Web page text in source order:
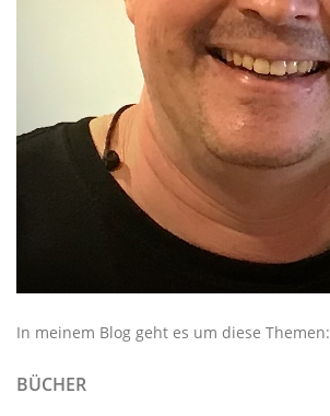
In meinem Blog geht es um diese Themen:
BÜCHER